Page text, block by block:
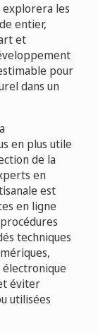
explorera les
entier,
et
pour
dans un
en plus utile
de la
en
est
en ligne
techniques
éviter
utilisées